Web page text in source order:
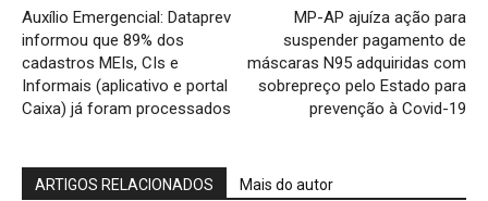
Auxílio Emergencial: Dataprev
informou que 89% dos
cadastros MEIs, CIs e
Informais (aplicativo e portal
Caixa) já foram processados
MP-AP ajuíza ação para
suspender pagamento de
máscaras N95 adquiridas com
sobrepreço pelo Estado para
prevenção à Covid-19
ARTIGOS RELACIONADOS Mais do autor